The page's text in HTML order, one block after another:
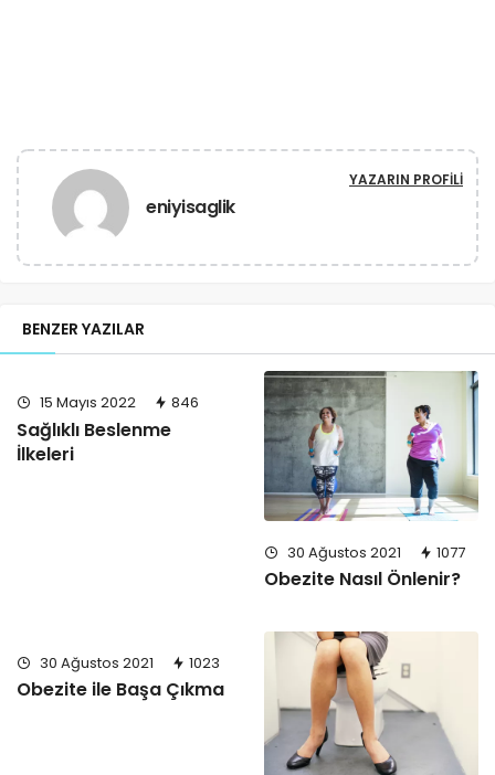
eniyisaglik
YAZARIN PROFILI
BENZER YAZILAR
15 Mayıs 2022 846
Sağlıklı Beslenme
İlkeleri
30 Ağustos 2021 1077
Obezite Nasıl Önlenir?
30 Ağustos 2021 1023
Obezite ile Başa Çıkma